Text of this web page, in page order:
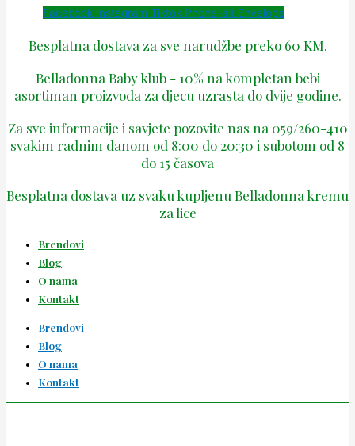
Facebook Instagram Tiktok Phone-alt Envelope
Besplatna dostava za sve narudžbe preko 60 KM.
Belladonna Baby klub - 10% na kompletan bebi
asortiman proizvoda za djecu uzrasta do dvije godine.
Za sve informacije i savjete pozovite nas na 059/260-410
svakim radnim danom od 8:00 do 20:30 i subotom od 8
do 15 časova
Besplatna dostava uz svaku kupljenu Belladonna kremu
za lice
Brendovi
Blog
O nama
Kontakt
Brendovi
Blog
O nama
Kontakt